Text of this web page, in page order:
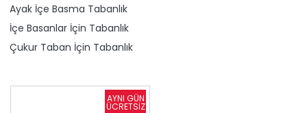
Ayak İçe Basma Tabanlık
İçe Basanlar İçin Tabanlık
Çukur Taban İçin Tabanlık